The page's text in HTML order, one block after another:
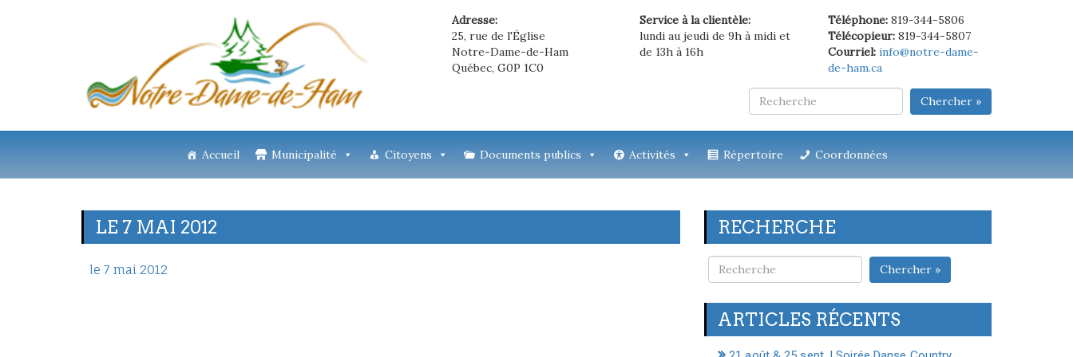
Adresse:
25, rue de l'Église
Notre-Dame-de-Ham
Québec, G0P 1C0
Service à la clientèle:
lundi au jeudi de 9h à midi et
de 13h à 16h
Téléphone:819-344-5806
Télécopieur:819-344-5807
Courriel: info@notre-dame-
de-ham.ca
Chercher »
Accueil Municipalité Citoyens Documents publics Activités Répertoire Coordonnées
LE 7 MAI 2012
le 7 mai 2012
RECHERCHE
Chercher »
ARTICLES RÉCENTS